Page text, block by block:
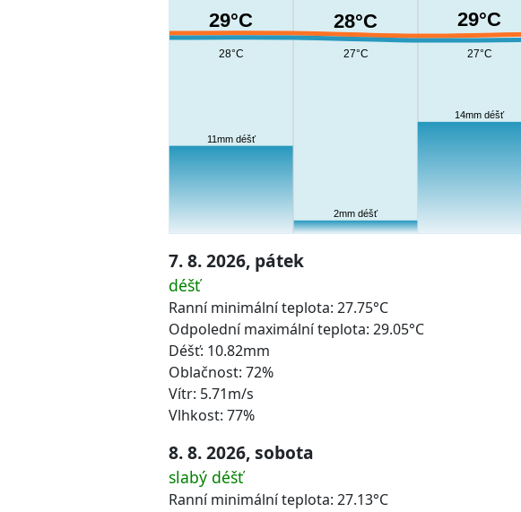
29°C
28°C
11mm déšť
28°C
27°C
2mm déšť
29°C
27°C
14mm déšť
7. 8. 2026, pátek
déšť
Ranní minimální teplota: 27.75°C
Odpolední maximální teplota: 29.05°C
Déšť: 10.82mm
Oblačnost: 72%
Vítr: 5.71m/s
Vlhkost: 77%
8. 8. 2026, sobota
slabý déšť
Ranní minimální teplota: 27.13°C